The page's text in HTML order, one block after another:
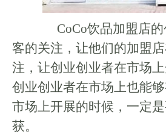
CoCo饮品加盟店的
客的关注，让他们的加盟
注，让创业创业者在市场
创业创业者在市场上也能
市场上开展的时候，一定
获。